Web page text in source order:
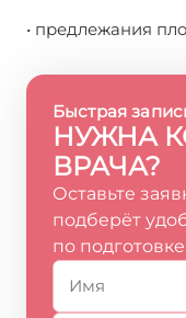
• предлежания
Быстрая
НУЖНА
ВРАЧА?
Оставьте
подберёт
по